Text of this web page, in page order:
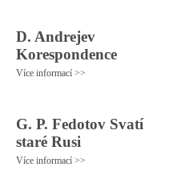
D. Andrejev
Korespondence
Více informací >>
G. P. Fedotov Svatí
staré Rusi
Více informací >>